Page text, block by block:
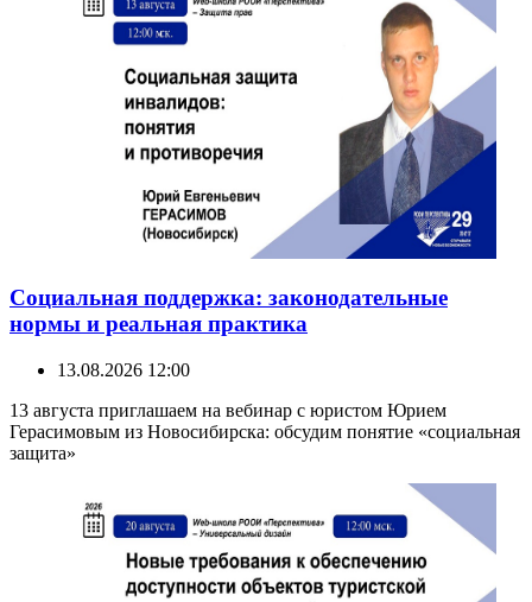
Социальная поддержка: законодательные
нормы и реальная практика
13.08.2026 12:00
13 августа приглашаем на вебинар с юристом Юрием
Герасимовым из Новосибирска: обсудим понятие «социальная
защита»